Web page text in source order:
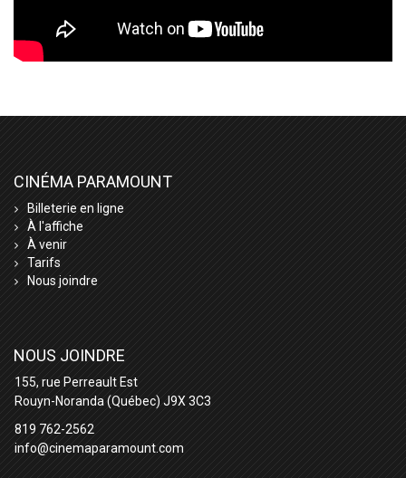
CINÉMA PARAMOUNT
Billeterie en ligne
À l'affiche
À venir
Tarifs
Nous joindre
NOUS JOINDRE
155, rue Perreault Est
Rouyn-Noranda (Québec) J9X 3C3
819 762-2562
info@cinemaparamount.com